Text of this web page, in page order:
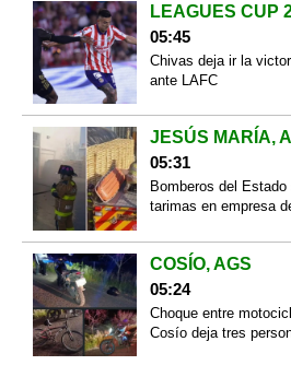
LEAGUES CUP
05:45
Chivas deja ir la
ante LAFC
JESÚS MARÍA,
05:31
Bomberos del
tarimas en empresa
COSÍO, AGS
05:24
Choque entre
Cosío deja tres